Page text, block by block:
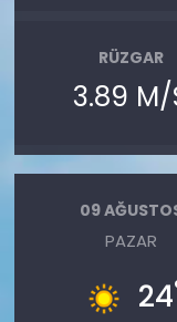
RÜZGAR
3.89 M/
09
PAZAR
24